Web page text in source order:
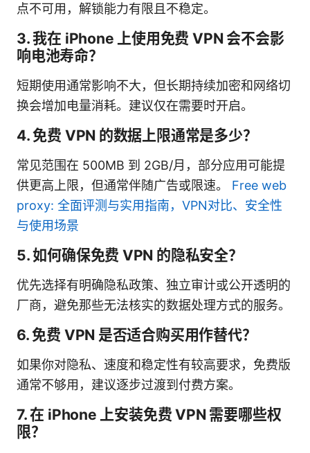
点不可用，解锁能力有限且不稳定。
3. 我在 iPhone 上使用免费 VPN 会不会影
响电池寿命？
短期使用通常影响不大，但长期持续加密和网络切
换会增加电量消耗。建议仅在需要时开启。
4. 免费 VPN 的数据上限通常是多少？
常见范围在 500MB 到 2GB/月，部分应用可能提
供更高上限，但通常伴随广告或限速。 Free web
proxy: 全面评测与实用指南，VPN对比、安全性
与使用场景
5. 如何确保免费 VPN 的隐私安全？
优先选择有明确隐私政策、独立审计或公开透明的
厂商，避免那些无法核实的数据处理方式的服务。
6. 免费 VPN 是否适合购买用作替代？
如果你对隐私、速度和稳定性有较高要求，免费版
通常不够用，建议逐步过渡到付费方案。
7. 在 iPhone 上安装免费 VPN 需要哪些权
限？